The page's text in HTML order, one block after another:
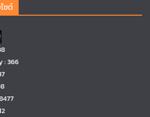
ซต์
: 366